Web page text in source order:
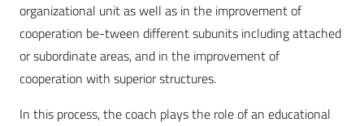
organizational unit as well as in the improvement of
cooperation be-tween different subunits including attached
or subordinate areas, and in the improvement of
cooperation with superior structures.
In this process, the coach plays the role of an educational